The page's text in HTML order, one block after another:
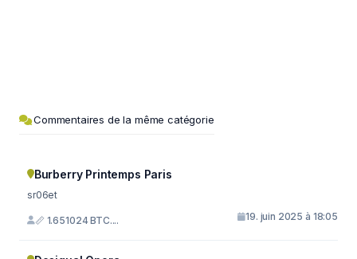
Commentaires de la même catégorie
Burberry Printemps Paris
sr06et
📏 1.651024 BTC.... 19. juin 2025 à 18:05